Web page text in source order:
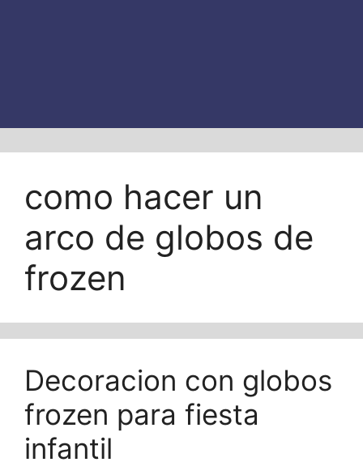
como hacer un
arco de globos de
frozen
Decoracion con globos
frozen para fiesta
infantil